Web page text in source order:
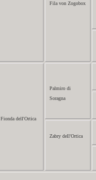
Fila von Zogobox
Fionda dell'Ortica
Palmiro di
Soragna
Zabry dell'Ortica